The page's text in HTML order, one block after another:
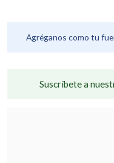
Agréganos como tu
Suscríbete a